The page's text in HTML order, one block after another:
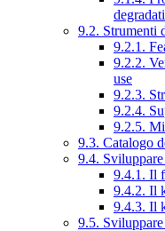
9.2. Strumenti
9.2.1.
9.2.2.
use
9.2.3.
9.2.4.
9.2.5.
9.3. Catalogo
9.4.
9.4.1. Il
9.4.2. Il
9.4.3. Il
9.5.